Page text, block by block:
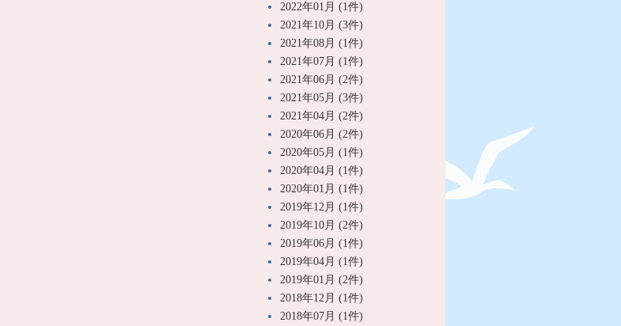
2022年01月 (1件)
2021年10月 (3件)
2021年08月 (1件)
2021年07月 (1件)
2021年06月 (2件)
2021年05月 (3件)
2021年04月 (2件)
2020年06月 (2件)
2020年05月 (1件)
2020年04月 (1件)
2020年01月 (1件)
2019年12月 (1件)
2019年10月 (2件)
2019年06月 (1件)
2019年04月 (1件)
2019年01月 (2件)
2018年12月 (1件)
2018年07月 (1件)